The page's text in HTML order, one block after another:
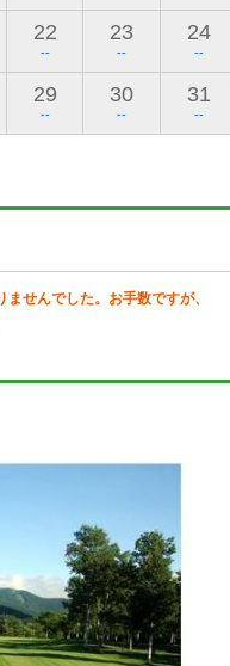
22
--
23
--
24
--
29
--
30
--
31
--
せんでした。お手数ですが、